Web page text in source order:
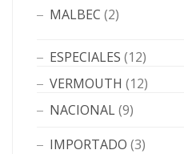
MALBEC (2)
ESPECIALES (12)
VERMOUTH (12)
NACIONAL(9)
IMPORTADO (3)